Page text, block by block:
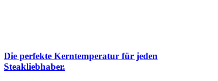
Die perfekte Kerntemperatur für jeden
Steakliebhaber.